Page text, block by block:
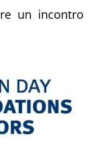
un incontro